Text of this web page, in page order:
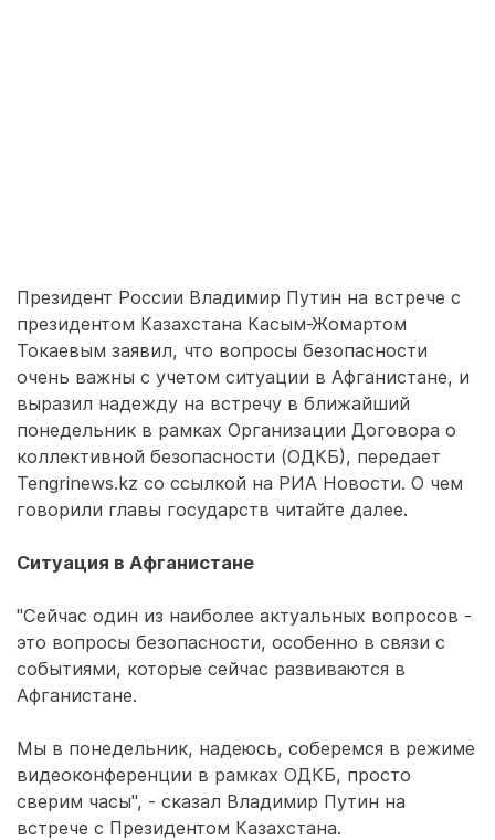
Президент России Владимир Путин на встрече с
президентом Казахстана Касым-Жомартом
Токаевым заявил, что вопросы безопасности
очень важны с учетом ситуации в Афганистане, и
выразил надежду на встречу в ближайший
понедельник в рамках Организации Договора о
коллективной безопасности (ОДКБ), передает
Tengrinews.kz со ссылкой на РИА Новости. О чем
говорили главы государств читайте далее.
Ситуация в Афганистане
"Сейчас один из наиболее актуальных вопросов -
это вопросы безопасности, особенно в связи с
событиями, которые сейчас развиваются в
Афганистане.
Мы в понедельник, надеюсь, соберемся в режиме
видеоконференции в рамках ОДКБ, просто
сверим часы", - сказал Владимир Путин на
встрече с Президентом Казахстана.